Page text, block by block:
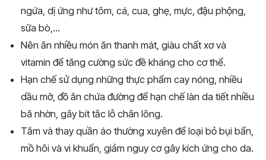
ngứa, dị ứng như tôm, cá, cua, ghẹ, mực, đậu phộng,
sữa bò,...
Nên ăn nhiều món ăn thanh mát, giàu chất xơ và
vitamin để tăng cường sức đề kháng cho cơ thể.
Hạn chế sử dụng những thực phẩm cay nóng, nhiều
dầu mỡ, đồ ăn chứa đường để hạn chế làn da tiết nhiều
bã nhờn, gây bít tắc lỗ chân lông.
Tắm và thay quần áo thường xuyên để loại bỏ bụi bẩn,
mồ hôi và vi khuẩn, giảm nguy cơ gây kích ứng cho da.